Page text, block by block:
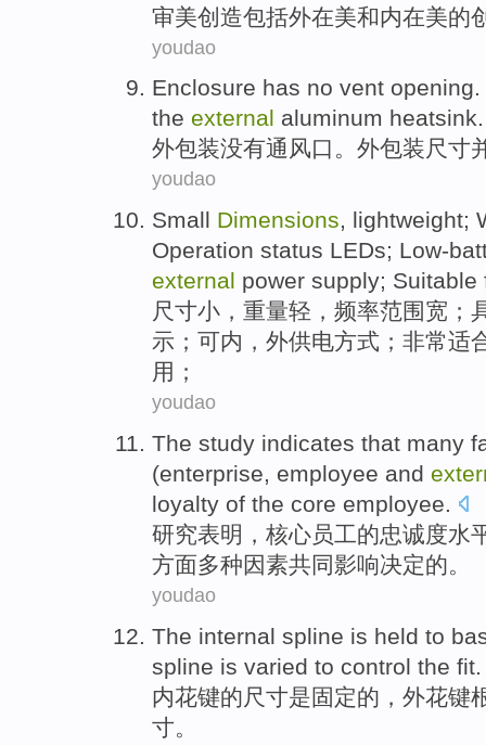
审美创造包括外在美和内在美的
youdao
Enclosure has no vent opening
the external aluminum heatsink.
外包装没有通风口 。外包装尺寸
youdao
Small Dimensions, lightweight;
Operation status LEDs; Low-
external power supply; Suitable
尺寸小 ， 重量轻 ， 频率范围宽 ；
示；可内 ， 外供电方式；非常适
用；
youdao
The study indicates that many
(enterprise, employee and
loyalty of the core employee.
研究表明 ， 核心员工的忠诚度水
方面多种因素共同影响决定的。
youdao
The internal spline is held to
spline is varied to control the fit.
内花键的尺寸是固定的， 外花键
寸。